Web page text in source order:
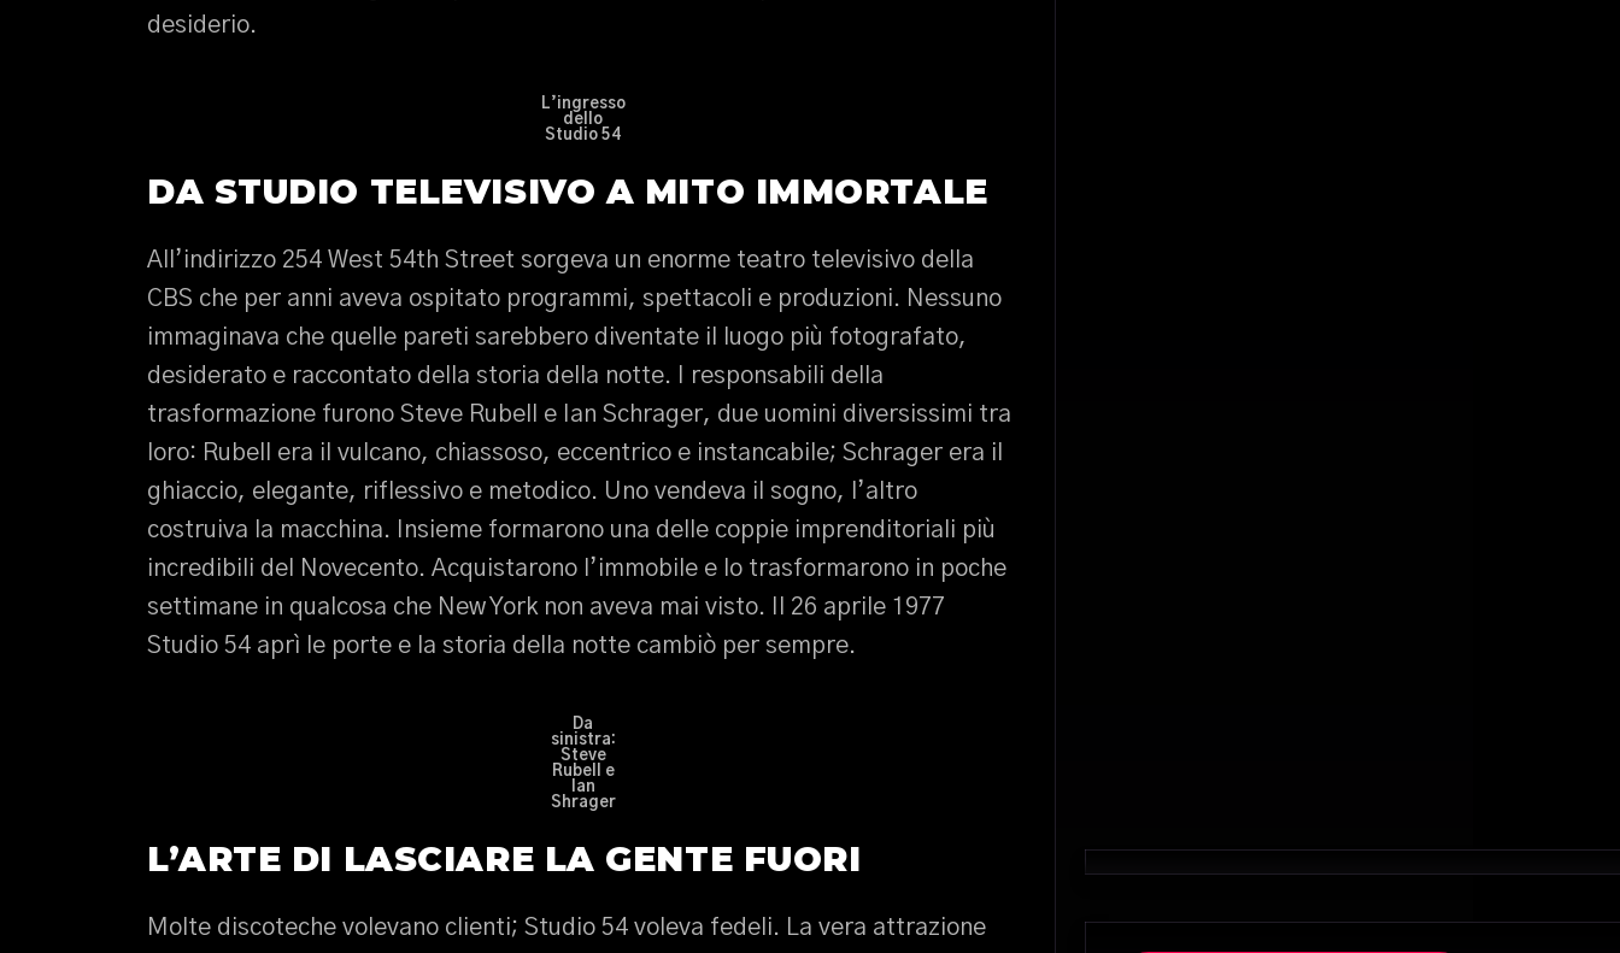
desiderio.
L’ingresso
dello
Studio 54
DA STUDIO TELEVISIVO A MITO IMMORTALE
All’indirizzo 254 West 54th Street sorgeva un enorme teatro televisivo della
CBS che per anni aveva ospitato programmi, spettacoli e produzioni. Nessuno
immaginava che quelle pareti sarebbero diventate il luogo più fotografato,
desiderato e raccontato della storia della notte. I responsabili della
trasformazione furono Steve Rubell e Ian Schrager, due uomini diversissimi tra
loro: Rubell era il vulcano, chiassoso, eccentrico e instancabile; Schrager era il
ghiaccio, elegante, riflessivo e metodico. Uno vendeva il sogno, l’altro
costruiva la macchina. Insieme formarono una delle coppie imprenditoriali più
incredibili del Novecento. Acquistarono l’immobile e lo trasformarono in poche
settimane in qualcosa che New York non aveva mai visto. Il 26 aprile 1977
Studio 54 aprì le porte e la storia della notte cambiò per sempre.
Da
sinistra:
Steve
Rubell e
Ian
Shrager
L’ARTE DI LASCIARE LA GENTE FUORI
Molte discoteche volevano clienti; Studio 54 voleva fedeli. La vera attrazione